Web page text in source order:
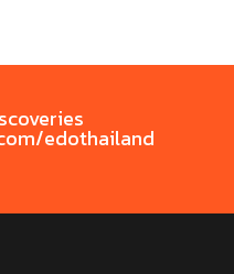
edothailand